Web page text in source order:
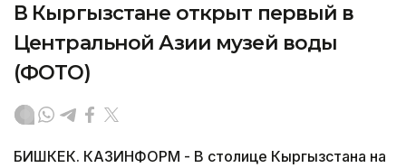
В Кыргызстане открыт первый в
Центральной Азии музей воды
(ФОТО)
БИШКЕК. КАЗИНФОРМ - В столице Кыргызстана на